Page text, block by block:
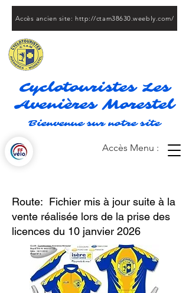
Accès ancien site: http://ctam38630.weebly.com/
Cyclotouristes Les
Avenières Morestel
Bienvenue sur notre site
Accès Menu :
Route: Fichier mis à jour suite à la
vente réalisée lors de la prise des
licences du 10 janvier 2026